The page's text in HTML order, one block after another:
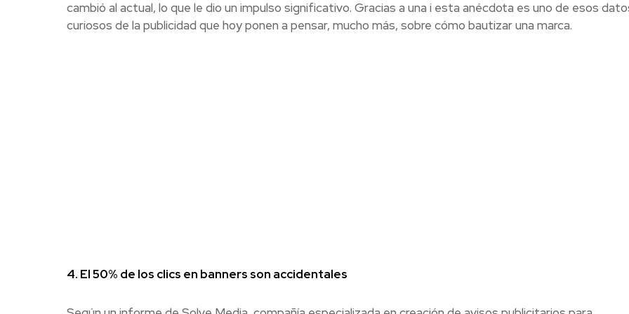
cambió al actual, lo que le dio un impulso significativo. Gracias a una i esta anécdota es uno de esos
curiosos de la publicidad que hoy ponen a pensar, mucho más, sobre cómo bautizar una marca.
4. El 50% de los clics en banners son accidentales